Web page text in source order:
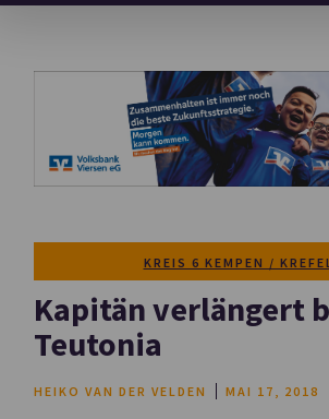
KREIS 6 KEMPEN /
Kapitän verlängert
Teutonia
HEIKO VAN DER VELDEN MAI 17, 2018